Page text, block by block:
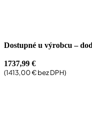
Dostupné u výrobcu –
1737,99 €
(1413,00€bez DPH)